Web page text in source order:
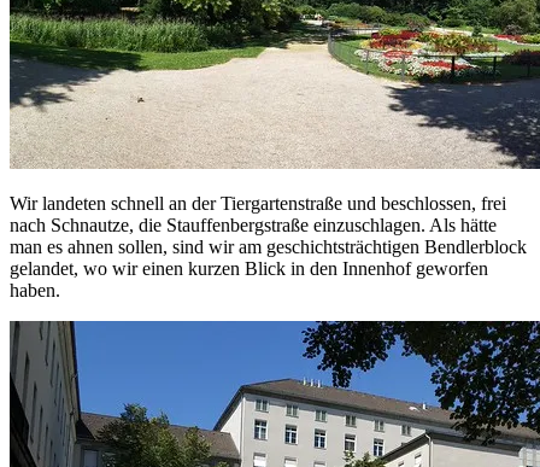
Wir landeten schnell an der Tiergartenstraße und beschlossen, frei
nach Schnautze, die Stauffenbergstraße einzuschlagen. Als hätte
man es ahnen sollen, sind wir am geschichtsträchtigen Bendlerblock
gelandet, wo wir einen kurzen Blick in den Innenhof geworfen
haben.